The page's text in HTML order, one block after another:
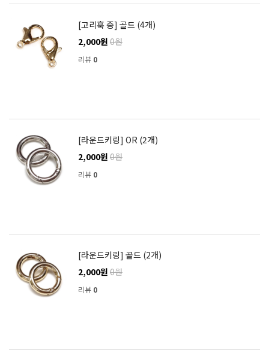
[고리훅 중] 골드 (4개)
2,000원 0원
리뷰 0
[라운드키링] OR (2개)
2,000원 0원
리뷰 0
[라운드키링] 골드 (2개)
2,000원 0원
리뷰 0